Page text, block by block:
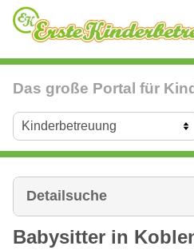
Das große Portal für
Detailsuche
Babysitter in